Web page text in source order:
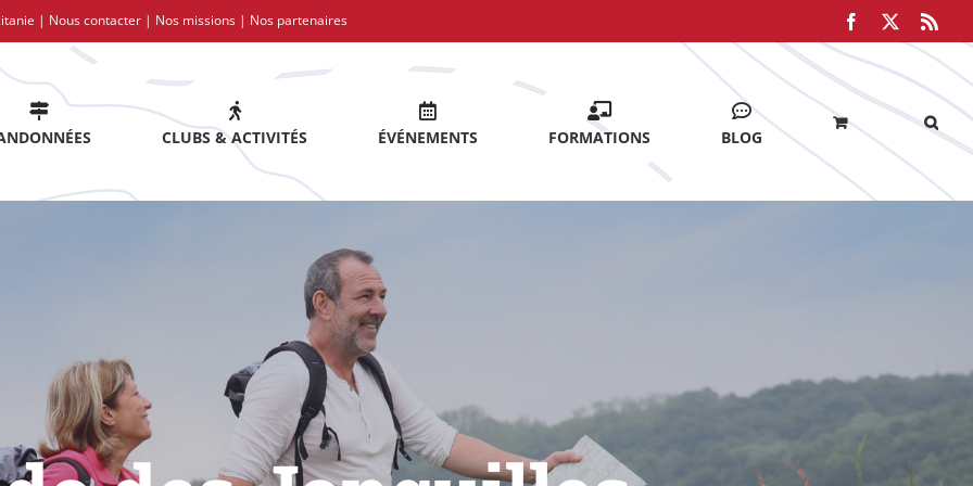
| Nous contacter | Nos missions | Nos partenaires Facebook
CLUBS & ACTIVITÉS ÉVÉNEMENTS FORMATIONS BLOG